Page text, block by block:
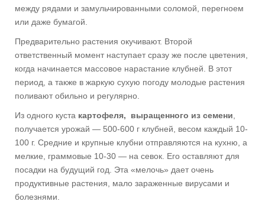
между рядами и замульчированными соломой, перегноем
или даже бумагой.
Предварительно растения окучивают. Второй
ответственный момент наступает сразу же после цветения,
когда начинается массовое нарастание клубней. В этот
период, а также в жаркую сухую погоду молодые растения
поливают обильно и регулярно.
Из одного куста картофеля, выращенного из семени
получается урожай — 500-600 г клубней, весом каждый 10-
100 г. Средние и крупные клубни отправляются на кухню, а
мелкие, граммовые 10-30 — на севок. Его оставляют для
посадки на будущий год. Эта «мелочь» дает очень
продуктивные растения, мало зараженные вирусами и
болезнями.